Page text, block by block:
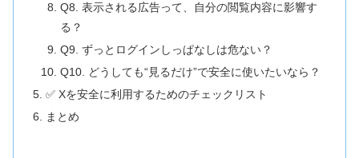
Q8. 表示される広告って、自分の閲覧内容に影響す
る？
Q9. ずっとログインしっぱなしは危ない？
Q10. どうしても“見るだけ”で安全に使いたいなら？
✅ Xを安全に利用するためのチェックリスト
まとめ